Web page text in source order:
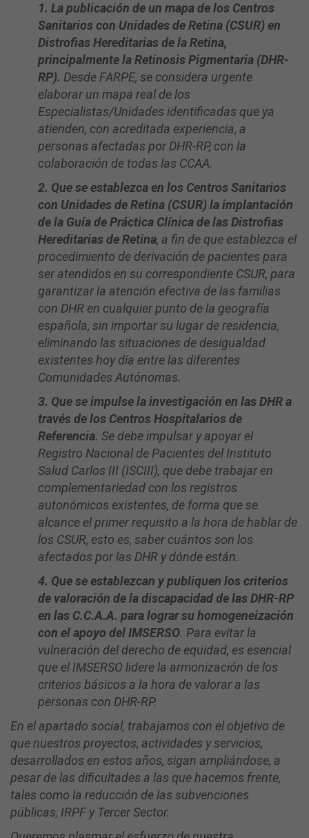
1. La publicación de un mapa de los Centros
Sanitarios con Unidades de Retina (CSUR) en
Distrofias Hereditarias de la Retina,
principalmente la Retinosis Pigmentaria (DHR-
RP). Desde FARPE, se considera urgente
elaborar un mapa real de los
Especialistas/Unidades identificadas que ya
atienden, con acreditada experiencia, a
personas afectadas por DHR-RP, con la
colaboración de todas las CCAA.
2. Que se establezca en los Centros Sanitarios
con Unidades de Retina (CSUR) la implantación
de la Guía de Práctica Clínica de las Distrofias
Hereditarias de Retina, a fin de que establezca el
procedimiento de derivación de pacientes para
ser atendidos en su correspondiente CSUR, para
garantizar la atención efectiva de las familias
con DHR en cualquier punto de la geografía
española, sin importar su lugar de residencia,
eliminando las situaciones de desigualdad
existentes hoy día entre las diferentes
Comunidades Autónomas.
3. Que se impulse la investigación en las DHR a
través de los Centros Hospitalarios de
Referencia. Se debe impulsar y apoyar el
Registro Nacional de Pacientes del Instituto
Salud Carlos III (ISCIII), que debe trabajar en
complementariedad con los registros
autonómicos existentes, de forma que se
alcance el primer requisito a la hora de hablar de
los CSUR, esto es, saber cuántos son los
afectados por las DHR y dónde están.
4. Que se establezcan y publiquen los criterios
de valoración de la discapacidad de las DHR-RP
en las C.C.A.A. para lograr su homogeneización
con el apoyo del IMSERSO. Para evitar la
vulneración del derecho de equidad, es esencial
que el IMSERSO lidere la armonización de los
criterios básicos a la hora de valorar a las
personas con DHR-RP.
En el apartado social, trabajamos con el objetivo de
que nuestros proyectos, actividades y servicios,
desarrollados en estos años, sigan ampliándose, a
pesar de las dificultades a las que hacemos frente,
tales como la reducción de las subvenciones
públicas, IRPF y Tercer Sector.